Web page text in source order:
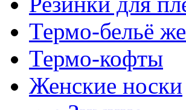
Термо-бельё
Термо-кофты
Женские носки